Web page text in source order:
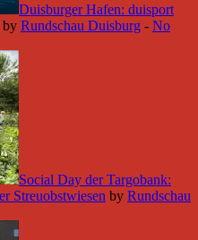
Duisburger Hafen: duisport
by Rundschau Duisburg - No
Social Day der Targobank:
Streuobstwiesen by Rundschau